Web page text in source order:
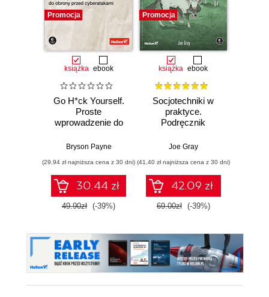
Promocja
książka ebook
Go H*ck Yourself.
Proste
wprowadzenie do
cyberatakami
Bryson Payne
(29,94 zł najniższa cena z 30 dni)
30.44 zł
49.90zł (-39%)
Promocja
książka ebook
Socjotechniki w
praktyce.
Podręcznik
Joe Gray
(41,40 zł najniższa cena z 30 dni)
42.09 zł
69.00zł (-39%)